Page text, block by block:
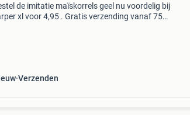
de imitatie maïskorrels geel nu voordelig bij
xl voor 4,95 . Gratis verzending vanaf 75
Verzenden